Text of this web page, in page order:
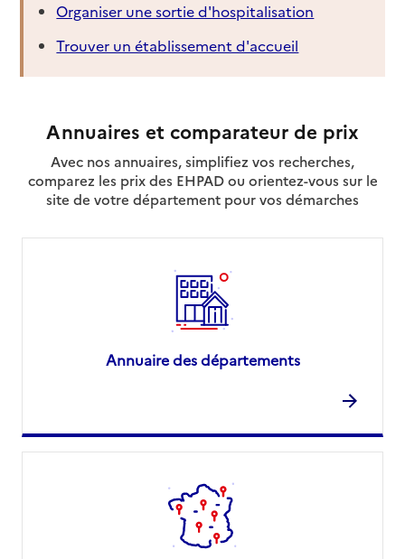
Organiser une sortie d'hospitalisation
Trouver un établissement d'accueil
Annuaires et comparateur de prix
Avec nos annuaires, simplifiez vos recherches,
comparez les prix des EHPAD ou orientez-vous sur le
site de votre département pour vos démarches
Annuaire des départements